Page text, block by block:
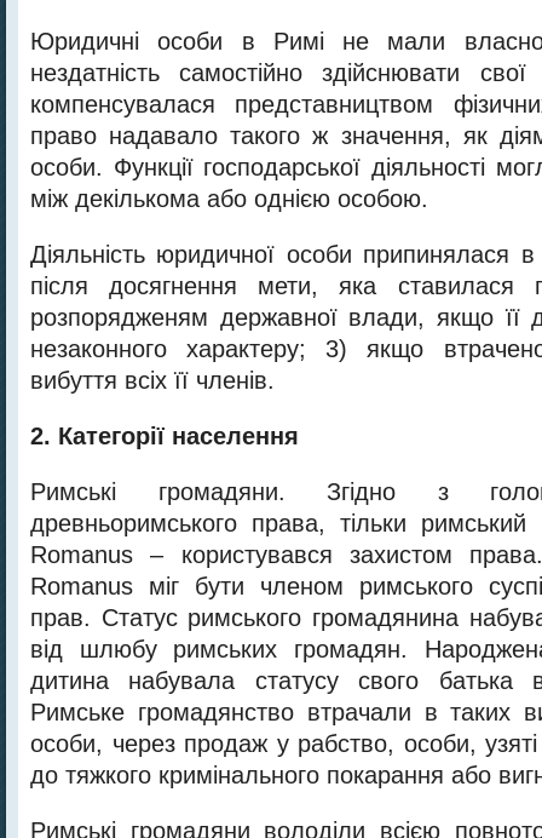
Юридичні особи в Римі не мали
нездатність самостійно здійснювати
компенсувалася представництвом
право надавало такого ж значення, як
особи. Функції господарської діяльності
між декількома або однією особою.
Діяльність юридичної особи припинялася
після досягнення мети, яка
розпорядженям державної влади, якщо її
незаконного характеру; 3) якщо
вибуття всіх її членів.
2. Категорії населення
Римські громадяни. Згідно з
древньоримського права, тільки
Romanus – користувався захистом
Romanus міг бути членом римського
прав. Статус римського громадянина
від шлюбу римських громадян.
дитина набувала статусу свого батька
Римське громадянство втрачали в таких
особи, через продаж у рабство, особи,
до тяжкого кримінального покарання або
Римські громадяни володіли всією